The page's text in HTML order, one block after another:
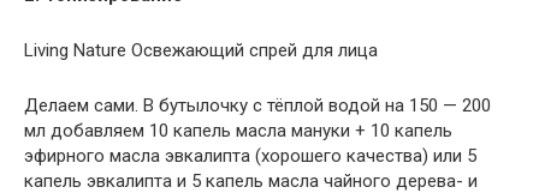
Living Nature Освежающий спрей для лица
Делаем сами. В бутылочку с тёплой водой на 150 — 200
мл добавляем 10 капель масла мануки + 10 капель
эфирного масла эвкалипта (хорошего качества) или 5
капель эвкалипта и 5 капель масла чайного дерева- и